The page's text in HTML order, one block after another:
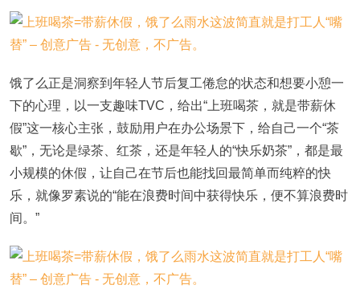
饿了么正是洞察到年轻人节后复工倦怠的状态和想要小憩一
下的心理，以一支趣味TVC，给出“上班喝茶，就是带薪休
假”这一核心主张，鼓励用户在办公场景下，给自己一个“茶
歇”，无论是绿茶、红茶，还是年轻人的“快乐奶茶”，都是最
小规模的休假，让自己在节后也能找回最简单而纯粹的快
乐，就像罗素说的“能在浪费时间中获得快乐，便不算浪费时
间。”